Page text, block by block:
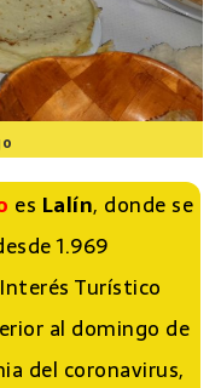
es Lalín, donde se
1.969
Turístico
al domingo de
del coronavirus,